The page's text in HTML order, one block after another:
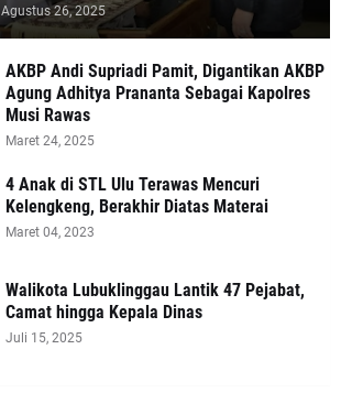
Agustus 26, 2025
AKBP Andi Supriadi Pamit, Digantikan AKBP
Agung Adhitya Prananta Sebagai Kapolres
Musi Rawas
Maret 24, 2025
4 Anak di STL Ulu Terawas Mencuri
Kelengkeng, Berakhir Diatas Materai
Maret 04, 2023
Walikota Lubuklinggau Lantik 47 Pejabat,
Camat hingga Kepala Dinas
Juli 15, 2025